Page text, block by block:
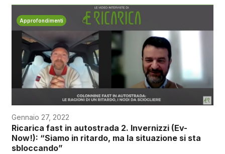
Approfondimenti
Gennaio 27, 2022
Ricarica fast in autostrada 2. Invernizzi (Ev-
Now!): “Siamo in ritardo, ma la situazione si sta
sbloccando”